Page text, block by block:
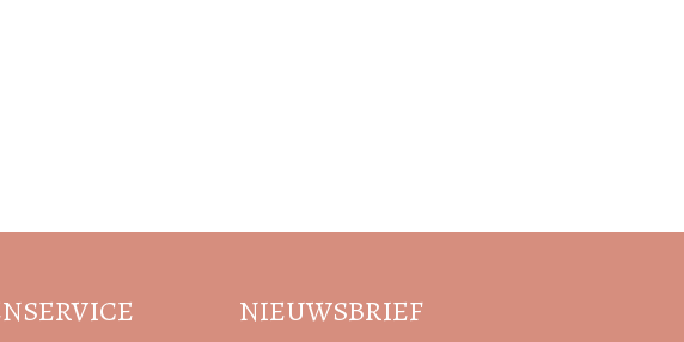
acties
NIEUWSBRIEF